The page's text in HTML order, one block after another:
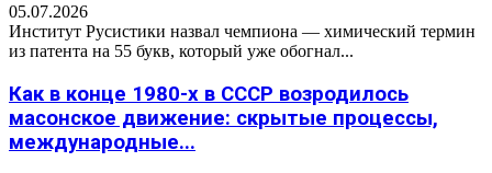
05.07.2026
Институт Русистики назвал чемпиона — химический термин
из патента на 55 букв, который уже обогнал...
Как в конце 1980-х в СССР возродилось
масонское движение: скрытые процессы,
международные...